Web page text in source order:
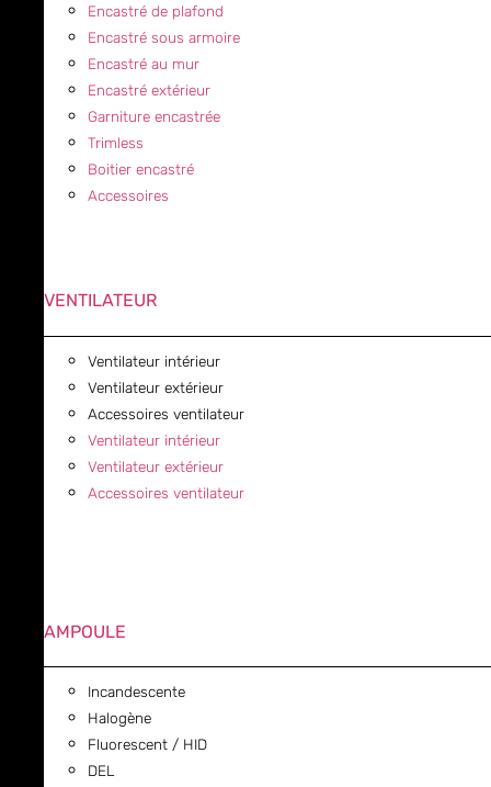
Encastré de plafond
Encastré sous armoire
Encastré au mur
Encastré extérieur
Garniture encastrée
Trimless
Boitier encastré
Accessoires
VENTILATEUR
Ventilateur intérieur
Ventilateur extérieur
Accessoires ventilateur
Ventilateur intérieur
Ventilateur extérieur
Accessoires ventilateur
AMPOULE
Incandescente
Halogène
Fluorescent / HID
DEL